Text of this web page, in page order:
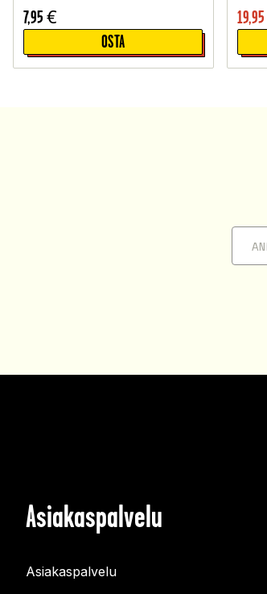
7,95 €
OSTA
19,95
Asiakaspalvelu
Asiakaspalvelu